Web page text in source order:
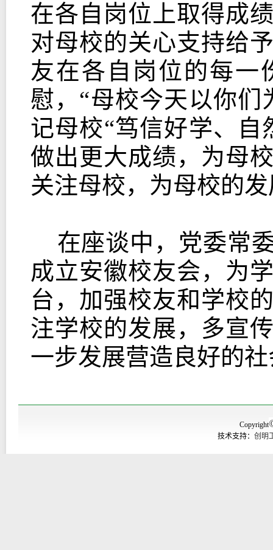
在各自岗位上取得成
对母校的关心支持给
友在各自岗位的每一
慰，“母校今天以你
记母校“笃信好学、
做出更大成绩，为母
关注母校，为母校的
在座谈中，党委常
成立安徽校友会，为
台，加强校友和学校
注学校的发展，多宣
一步发展营造良好的
Copyright
技术支持：创明